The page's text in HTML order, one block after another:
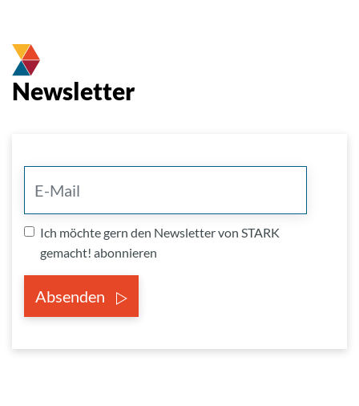
Newsletter
Ich möchte gern den Newsletter von STARK
gemacht! abonnieren
Absenden